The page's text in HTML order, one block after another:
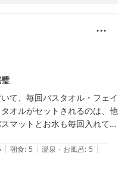
地がお役に立てたようで何
立地にございますので、ま
さい。
利便性に関しまして、ご不
な思いをさせてしまいまし
ましては、清掃および点検
ける環境づくりに努めてま
て、毎回バスタオル・フェイ
オルがセットされるのは、他
マットとお水も毎回入れてく
た！
用させていただきました。
| 朝食: 5 | 温泉・お風呂: 5 |